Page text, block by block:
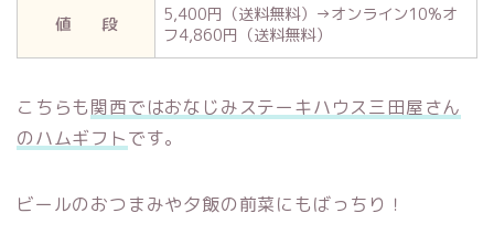
値 段
5,400円（送料無料）→オンライン10%オ
フ4,860円（送料無料）
こちらも関西ではおなじみステーキハウス三田屋さん
のハムギフトです。
ビールのおつまみや夕飯の前菜にもばっちり！